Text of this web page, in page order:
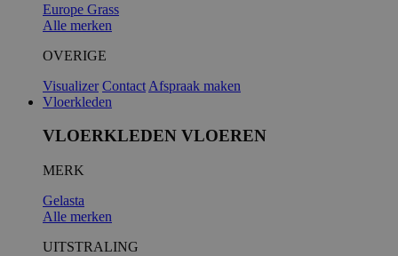
Europe Grass
Alle merken
OVERIGE
Visualizer Contact Afspraak maken
Vloerkleden
VLOERKLEDEN VLOEREN
MERK
Gelasta
Alle merken
UITSTRALING